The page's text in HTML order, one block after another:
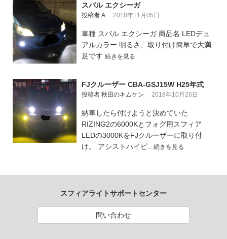
スバル エクシーガ
投稿者 A 2018年11月05日
車種 スバル エクシーガ 商品名 LEDデュ
アルカラー 明るさ、取り付け簡単で大満
足です 続きを見る
FJクルーザー CBA-GSJ15W H25年式
投稿者 秋田のキムケン 2018年10月26日
納車したら付けようと決めていた
RIZING2の6000Kとフォグ用スフィア
LEDの3000KをFJクルーザーに取り付
け。 アシストハイビ.. 続きを見る
スフィアライトサポートセンター
問い合わせ